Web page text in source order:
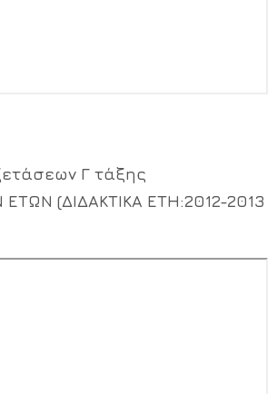
Γ τάξης
(ΔΙΔΑΚΤΙΚΑ ΕΤΗ:2012-2013